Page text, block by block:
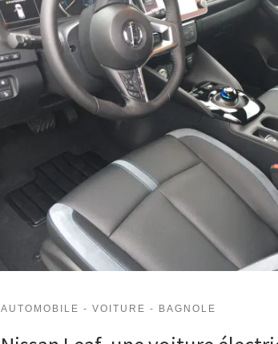
AUTOMOBILE - VOITURE - BAGNOLE